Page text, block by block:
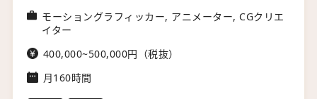
モーショングラフィッカー, アニメーター, CGクリエ
イター
400,000~500,000円（税抜）
月160時間